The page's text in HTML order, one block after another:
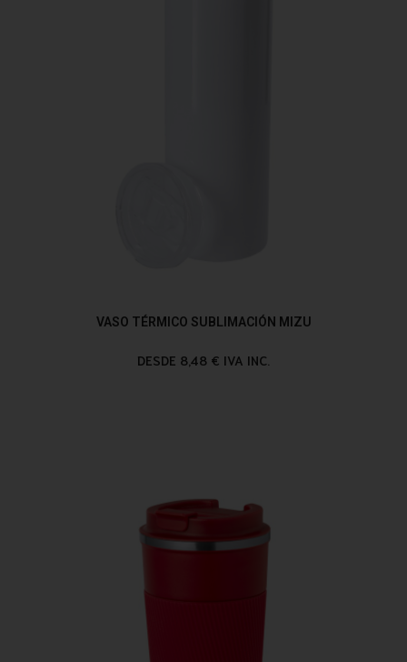
VASO TÉRMICO SUBLIMACIÓN MIZU
DESDE 8,48 € IVA INC.